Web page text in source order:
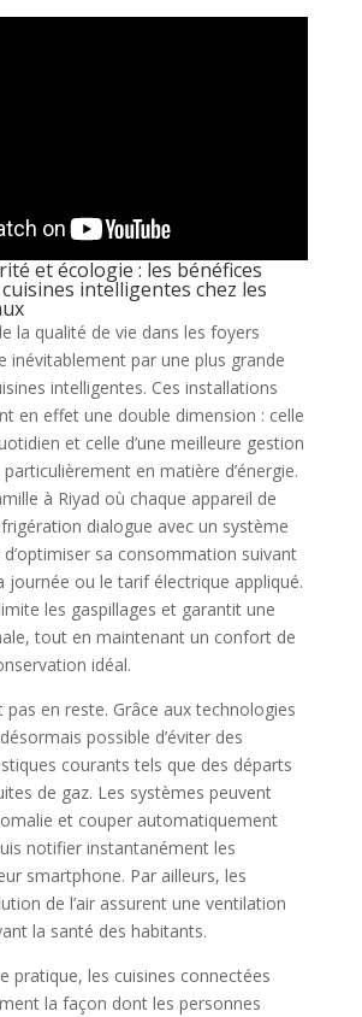
et écologie : les bénéfices
intelligentes chez les
la qualité de vie dans les foyers
inévitablement par une plus grande
intelligentes. Ces installations
en effet une double dimension : celle
et celle d’une meilleure gestion
en matière d’énergie.
à Riyad où chaque appareil de
dialogue avec un système
sa consommation suivant
journée ou le tarif électrique appliqué.
les gaspillages et garantit une
tout en maintenant un confort de
idéal.
pas en reste. Grâce aux technologies
possible d’éviter des
courants tels que des départs
de gaz. Les systèmes peuvent
et couper automatiquement
notifier instantanément les
smartphone. Par ailleurs, les
de l’air assurent une ventilation
la santé des habitants.
pratique, les cuisines connectées
la façon dont les personnes